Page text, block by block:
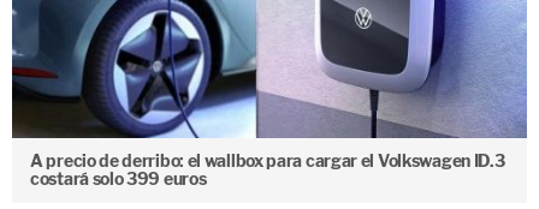
A precio de derribo: el wallbox para cargar el Volkswagen ID.3
costará solo 399 euros